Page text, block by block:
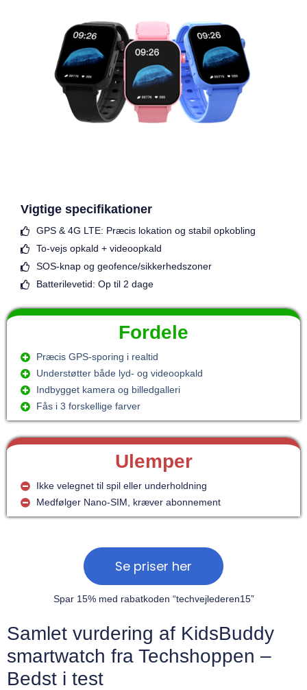
Vigtige specifikationer
GPS & 4G LTE: Præcis lokation og stabil opkobling
To-vejs opkald + videoopkald
SOS-knap og geofence/sikkerhedszoner
Batterilevetid: Op til 2 dage
Fordele
Præcis GPS-sporing i realtid
Understøtter både lyd- og videoopkald
Indbygget kamera og billedgalleri
Fås i 3 forskellige farver
Ulemper
Ikke velegnet til spil eller underholdning
Medfølger Nano-SIM, kræver abonnement
Se priser her
Spar 15% med rabatkoden “techvejlederen15”
Samlet vurdering af KidsBuddy
smartwatch fra Techshoppen –
Bedst i test